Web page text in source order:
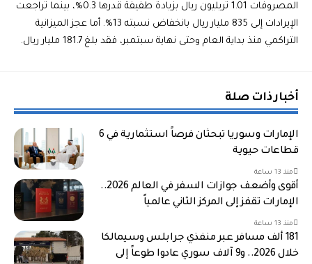
المصروفات 1.01 تريليون ريال بزيادة طفيفة قدرها 0.3%، بينما تراجعت
الإيرادات إلى 835 مليار ريال بانخفاض نسبته 13%. أما عجز الميزانية
التراكمي منذ بداية العام وحتى نهاية سبتمبر، فقد بلغ 181.7 مليار ريال.
أخبار ذات صلة
الإمارات وسوريا تبحثان فرصاً استثمارية في 6
قطاعات حيوية
منذ 13 ساعة
أقوى وأضعف جوازات السفر في العالم 2026..
الإمارات تقفز إلى المركز الثاني عالمياً
منذ 13 ساعة
181 ألف مسافر عبر منفذي جرابلس وسيمالكا
خلال 2026.. و9 آلاف سوري عادوا طوعاً إلى